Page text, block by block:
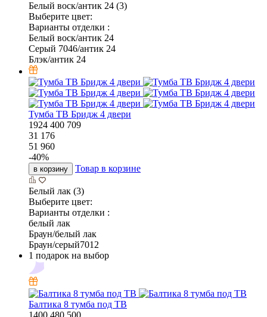
Белый воск/антик 24 (3)
Выберите цвет:
Варианты отделки :
Белый воск/антик 24
Серый 7046/антик 24
Блэк/антик 24
Тумба ТВ Бридж 4 двери
1924 400 709
31 176
51 960
-40%
в корзину Товар в корзине
Белый лак (3)
Выберите цвет:
Варианты отделки :
белый лак
Браун/белый лак
Браун/серый7012
1 подарок на выбор
Балтика 8 тумба под ТВ